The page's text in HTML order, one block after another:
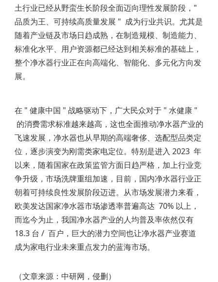
土行业已经从野蛮生长阶段全面迈向理性发展阶段，"
品质为王、可持续高质量发展 " 成为行业共识。尤其是
随着产业链及市场日趋成熟，在制造规模、制造能力、
标准化水平、用户资源都已经达到相关标准的基础上，
整个净水器行业正在向高端化、智能化、多元化方向发
展。
在 " 健康中国 " 战略驱动下，广大民众对于 " 水健康 "
的消费需求标准越来越高，这也全面推动净水器产业的
飞速发展，净水器也从早期的高端奢侈、选配型品类定
位，逐步演变为刚需类家电定位。特别是进入 2023 年
以来，随着国家在政策监管方面日趋严格，加上行业竞
争升级，市场洗牌重组加速，目前，国内净水器行业正
朝着可持续良性发展阶段迈进。从市场发展潜力来看，
欧美发达国家净水器市场渗透率普遍高达 70% 以上，
而迄今为止，我国净水器产业的人均普及率依然仅有
18.3 台 / 百户，巨大的潜力空间也让净水器产业赛道
成为家电行业未来重点发力的蓝海市场。
（文章来源：中研网，侵删）